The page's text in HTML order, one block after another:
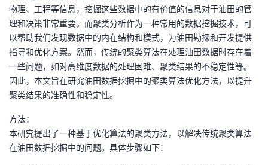
博
客
的
论
坛
我
的
圈
子
我
的
直
播
我
的
活
动
我
的
关
我
的
我
物理、工程等信息，挖掘这些数据中的有价值的信息对于油田的管
理和决策非常重要。而聚类分析作为一种常用的数据挖掘技术，可
以帮助我们发现数据中的内在结构和模式，为油田勘探和开发提供
指导和优化方案。然而，传统的聚类算法在处理油田数据时存在着
一些问题，如对高维度数据的处理困难、聚类结果的不稳定性等。
因此，本文旨在研究油田数据挖掘中的聚类算法优化方法，以提升
聚类结果的准确性和稳定性。
方法：
本研究提出了一种基于优化算法的聚类方法，以解决传统聚类算法
在油田数据挖掘中的问题。具体步骤如下：